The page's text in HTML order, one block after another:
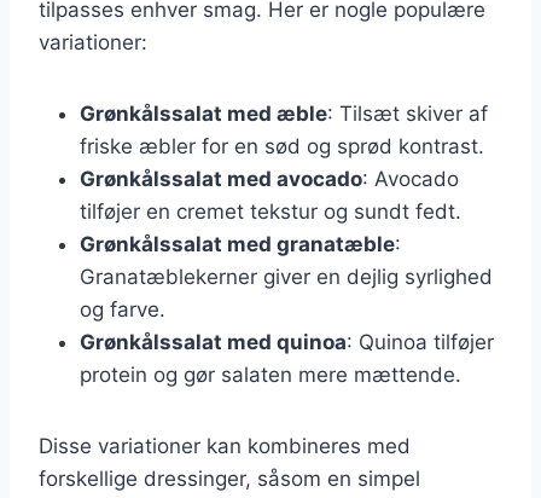
tilpasses enhver smag. Her er nogle populære
variationer:
Grønkålssalat med æble: Tilsæt skiver af
friske æbler for en sød og sprød kontrast.
Grønkålssalat med avocado: Avocado
tilføjer en cremet tekstur og sundt fedt.
Grønkålssalat med granatæble:
Granatæblekerner giver en dejlig syrlighed
og farve.
Grønkålssalat med quinoa: Quinoa tilføjer
protein og gør salaten mere mættende.
Disse variationer kan kombineres med
forskellige dressinger, såsom en simpel